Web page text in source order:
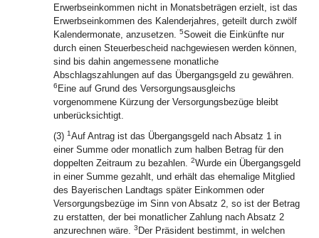
Erwerbseinkommen nicht in Monatsbeträgen erzielt, ist das
Erwerbseinkommen des Kalenderjahres, geteilt durch zwölf
Kalendermonate, anzusetzen. 5Soweit die Einkünfte nur
durch einen Steuerbescheid nachgewiesen werden können,
sind bis dahin angemessene monatliche
Abschlagszahlungen auf das Übergangsgeld zu gewähren.
6 Eine auf Grund des Versorgungsausgleichs
vorgenommene Kürzung der Versorgungsbezüge bleibt
unberücksichtigt.
(3) 1Auf Antrag ist das Übergangsgeld nach Absatz 1 in
einer Summe oder monatlich zum halben Betrag für den
doppelten Zeitraum zu bezahlen. 2Wurde ein Übergangsgeld
in einer Summe gezahlt, und erhält das ehemalige Mitglied
des Bayerischen Landtags später Einkommen oder
Versorgungsbezüge im Sinn von Absatz 2, so ist der Betrag
zu erstatten, der bei monatlicher Zahlung nach Absatz 2
anzurechnen wäre. 3 Der Präsident bestimmt, in welchen